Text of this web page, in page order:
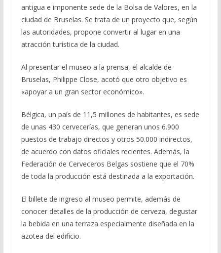
antigua e imponente sede de la Bolsa de Valores, en la
ciudad de Bruselas. Se trata de un proyecto que, según
las autoridades, propone convertir al lugar en una
atracción turística de la ciudad.
Al presentar el museo a la prensa, el alcalde de
Bruselas, Philippe Close, acotó que otro objetivo es
«apoyar a un gran sector económico».
Bélgica, un país de 11,5 millones de habitantes, es sede
de unas 430 cervecerías, que generan unos 6.900
puestos de trabajo directos y otros 50.000 indirectos,
de acuerdo con datos oficiales recientes. Además, la
Federación de Cerveceros Belgas sostiene que el 70%
de toda la producción está destinada a la exportación.
El billete de ingreso al museo permite, además de
conocer detalles de la producción de cerveza, degustar
la bebida en una terraza especialmente diseñada en la
azotea del edificio.